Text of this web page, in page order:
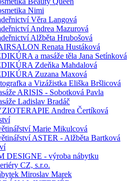
Nimi
Věra Langová
Andrea Mazurová
Alžběta Hrubošová
Renata Hustáková
a masáže těla Jana Setínková
Zdeňka Mahdalová
Zuzana Maxová
a Vizážistka Eliška Bršlicová
ARISIS - Sobotková Pavla
Ladislav Bradáč
Andrea Čertíková
Marie Mikulcová
ASTER - Alžběta Bartková
DESIGNE - výroba nábytku
CZ, s.r.o.
Miroslav Marek